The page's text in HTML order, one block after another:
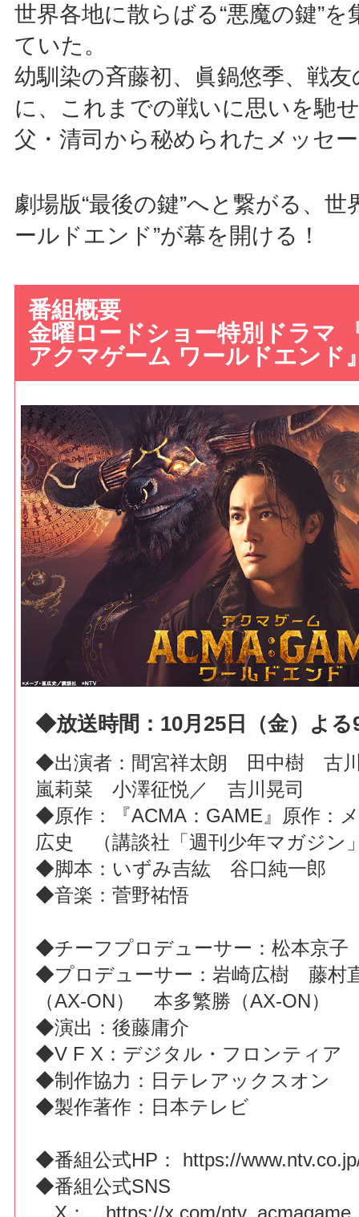
世界各地に散らばる“悪魔の鍵”
ていた。
幼馴染の斉藤初、眞鍋悠季、戦
に、これまでの戦いに思いを馳
父・清司から秘められたメッセ
劇場版“最後の鍵”へと繋がる、世
ールドエンド”が幕を開ける！
番組概要
金曜ロードショー特別ドラマ
アクマゲーム ワールドエンド
◆放送時間：10月25日（金）よる
◆出演者：間宮祥太朗 田中樹
嵐莉菜 小澤征悦／ 吉川晃司
◆原作：『ACMA：GAME』原作：
広史 （講談社「週刊少年マガジン
◆脚本：いずみ吉紘 谷口純一郎
◆音楽：菅野祐悟
◆チーフプロデューサー：松本京子
◆プロデューサー：岩崎広樹 藤村
（AX-ON） 本多繁勝（AX-ON）
◆演出：後藤庸介
◆V F X：デジタル・フロンティア
◆制作協力：日テレアックスオン
◆製作著作：日本テレビ
◆番組公式HP： https://
◆番組公式SNS
X： https://x.com/ntv_acmagame